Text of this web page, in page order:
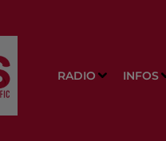
RADIO INFOS